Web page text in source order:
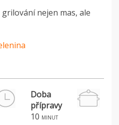
nejen mas, ale
Doba
přípravy
10 minut